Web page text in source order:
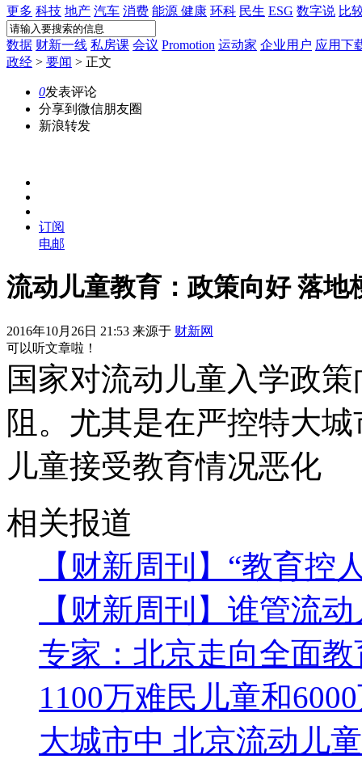
更多 科技 地产 汽车 消费 能源 健康 环科 民生 ESG 数字说 比
数据 财新一线 私房课 会议 Promotion 运动家 企业用户 应用下
政经 > 要闻 > 正文
0发表评论
分享到微信朋友圈
新浪转发
订阅
电邮
流动儿童教育：政策向好 落地
2016年10月26日 21:53 来源于 财新网
可以听文章啦！
国家对流动儿童入学政
阻。尤其是在严控特大
儿童接受教育情况恶化
相关报道
【财新周刊】“教育控
【财新周刊】谁管流
专家：北京走向全面
1100万难民儿童和
大城市中 北京流动儿